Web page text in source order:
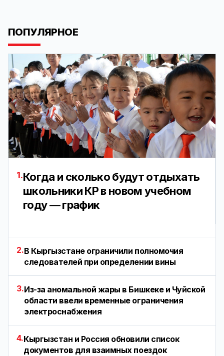
ПОПУЛЯРНОЕ
1.Когда и сколько будут отдыхать
школьники КР в новом учебном
году — график
2.В Кыргызстане ограничили полномочия
следователей при определении вины
3.Из-за аномальной жары в Бишкеке и Чуйской
области ввели временные ограничения
электроснабжения
4.Кыргызстан и Россия обновили список
документов для взаимных поездок